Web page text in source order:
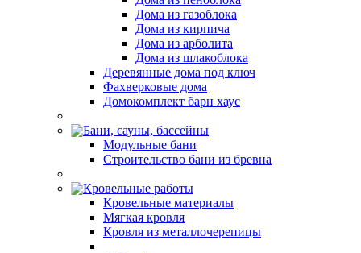
Дома из газоблока
Дома из кирпича
Дома из арболита
Дома из шлакоблока
Деревянные дома под ключ
Фахверковые дома
Домокомплект барн хаус
Бани, сауны, бассейны
Модульные бани
Строительство бани из бревна
Кровельные работы
Кровельные материалы
Мягкая кровля
Кровля из металлочерепицы